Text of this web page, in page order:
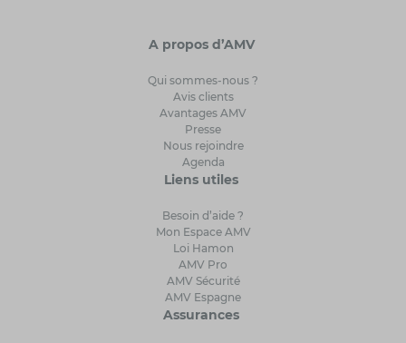
A propos d’AMV
Qui sommes-nous ?
Avis clients
Avantages AMV
Presse
Nous rejoindre
Agenda
Liens utiles
Besoin d’aide ?
Mon Espace AMV
Loi Hamon
AMV Pro
AMV Sécurité
AMV Espagne
Assurances